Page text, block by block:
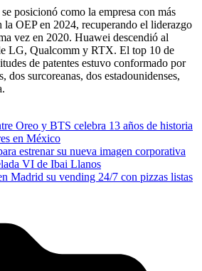
posicionó como la empresa con más
la OEP en 2024, recuperando el liderazgo
vez en 2020. Huawei descendió al
LG, Qualcomm y RTX. El top 10 de
de patentes estuvo conformado por
dos surcoreanas, dos estadounidenses,
Oreo y BTS celebra 13 años de historia
en México
estrenar su nueva imagen corporativa
VI de Ibai Llanos
Madrid su vending 24/7 con pizzas listas